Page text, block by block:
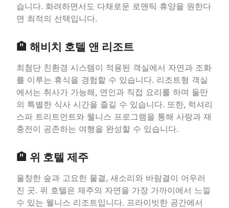
습니다. 화려하면서도 다채로운 로맨틱 휴양을 원한다
면 최적의 선택입니다.
🏨 해비치 호텔 앤 리조트
최첨단 친환경 시스템이 적용된 객실에서 자연과 조화
를 이루는 휴식을 경험할 수 있습니다. 리조트형 객실
에서는 취사가 가능해, 연인과 직접 요리를 하며 둘만
의 특별한 식사 시간을 즐길 수 있습니다. 또한, 럭셔리
스파 트리트먼트와 웰니스 프로그램을 통해 사랑과 재
충전이 공존하는 여행을 완성할 수 있습니다.
🏨 위 호텔 제주
울창한 숲과 고요한 물결, 새소리와 바람결이 어우러
진 곳. 위 호텔은 제주의 자연을 가장 가까이에서 느낄
수 있는 웰니스 리조트입니다. 프라이빗한 공간에서